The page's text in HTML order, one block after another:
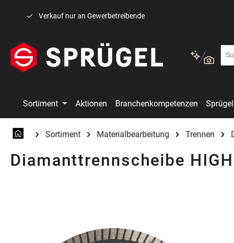
Verkauf nur an Gewerbetreibende
Sortiment Aktionen Branchenkompetenzen
Sortiment Materialbearbeitung Trennen
Diamanttrennscheibe HIGH